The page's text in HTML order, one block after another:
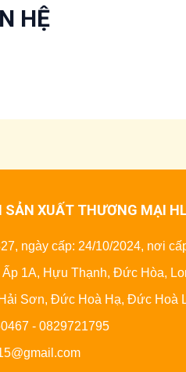
HỆ
SẢN XUẤT THƯƠNG MẠI
ngày cấp: 24/10/2024, nơi
1A, Hựu Thạnh, Đức Hòa,
Sơn, Đức Hoà Hạ, Đức Hoà
- 0829721795